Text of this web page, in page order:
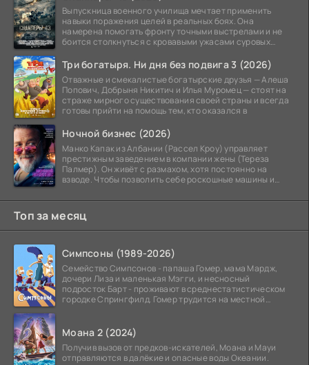
Выпускница военного училища мечтает применить
навыки поражения целей в реальных боях. Она
намерена помогать фронту точными выстрелами и не
боится столкнуться с кровавыми ужасами суровых
Три богатыря. Ни дня без подвига 3 (2026)
Отважные и смекалистые богатырские друзья — Алеша
Попович, Добрыня Никитич и Илья Муромец — стоят на
страже мирного существования своей страны и всегда
готовы прийти на помощь тем, кто оказался в
Ночной бизнес (2026)
Манко Капак из Албании (Рассел Кроу) управляет
престижным заведением в компании жены (Тереза
Палмер). Он живёт с размахом, хотя постоянно на
взводе. Чтобы позволить себе роскошные машины и
Топ за месяц
Симпсоны (1989-2026)
Семейство Симпсонов - папаша Гомер, мама Мардж,
дочери Лиза и маленькая Мэгги, и несносный
подросток Барт - проживают в среднестатистическом
городке Спрингфилд. Гомер трудится на местной
Моана 2 (2024)
Получив вызов от предков-искателей, Моана и Мауи
отправляются в далёкие и опасные воды Океании.